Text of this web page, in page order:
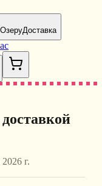
Доставка
г.